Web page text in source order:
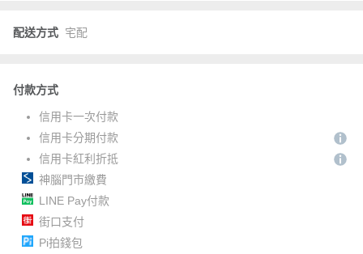
配送方式 宅配
付款方式
信用卡一次付款
信用卡分期付款
信用卡紅利折抵
神腦門市繳費
LINE Pay付款
街口支付
Pi拍錢包